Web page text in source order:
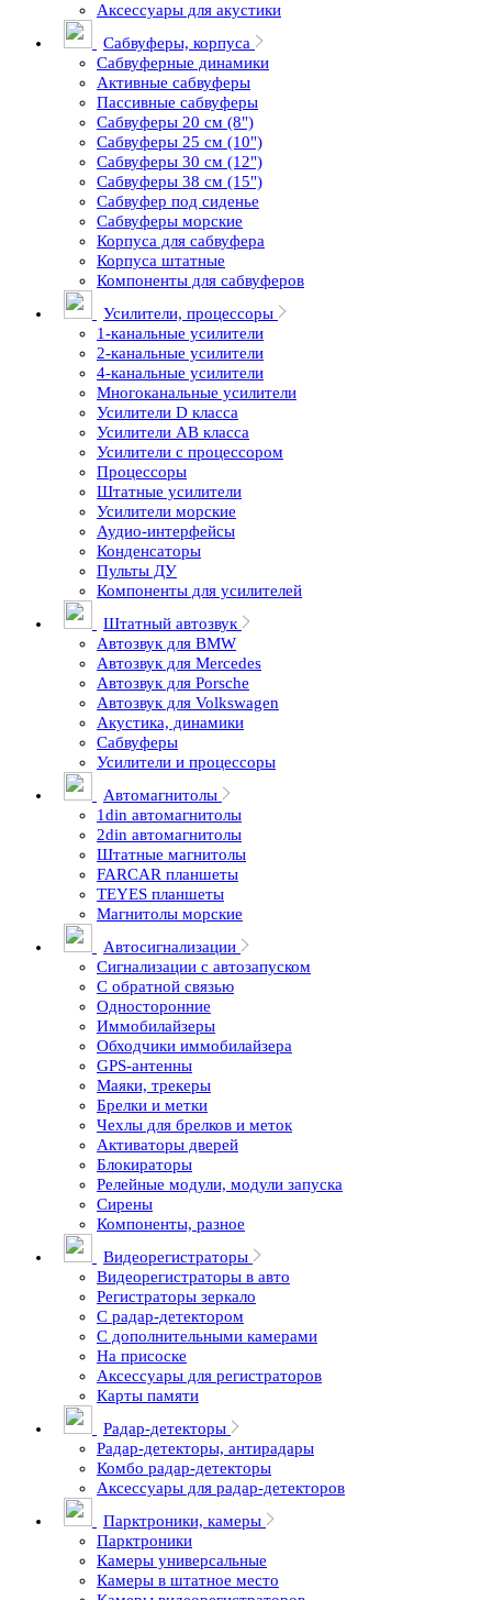
Аксессуары для акустики
Сабвуферы, корпуса
Сабвуферные динамики
Активные сабвуферы
Пассивные сабвуферы
Сабвуферы 20 см (8")
Сабвуферы 25 см (10")
Сабвуферы 30 см (12")
Сабвуферы 38 см (15")
Сабвуфер под сиденье
Сабвуферы морские
Корпуса для сабвуфера
Корпуса штатные
Компоненты для сабвуферов
Усилители, процессоры
1-канальные усилители
2-канальные усилители
4-канальные усилители
Многоканальные усилители
Усилители D класса
Усилители АВ класса
Усилители с процессором
Процессоры
Штатные усилители
Усилители морские
Аудио-интерфейсы
Конденсаторы
Пульты ДУ
Компоненты для усилителей
Штатный автозвук
Автозвук для BMW
Автозвук для Mercedes
Автозвук для Porsche
Автозвук для Volkswagen
Акустика, динамики
Сабвуферы
Усилители и процессоры
Автомагнитолы
1din автомагнитолы
2din автомагнитолы
Штатные магнитолы
FARCAR планшеты
TEYES планшеты
Магнитолы морские
Автосигнализации
Сигнализации с автозапуском
С обратной связью
Односторонние
Иммобилайзеры
Обходчики иммобилайзера
GPS-антенны
Маяки, трекеры
Брелки и метки
Чехлы для брелков и меток
Активаторы дверей
Блокираторы
Релейные модули, модули запуска
Сирены
Компоненты, разное
Видеорегистраторы
Видеорегистраторы в авто
Регистраторы зеркало
С радар-детектором
С дополнительными камерами
На присоске
Аксессуары для регистраторов
Карты памяти
Радар-детекторы
Радар-детекторы, антирадары
Комбо радар-детекторы
Аксессуары для радар-детекторов
Парктроники, камеры
Парктроники
Камеры универсальные
Камеры в штатное место